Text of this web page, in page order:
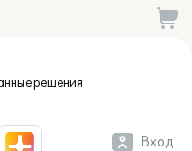
решения
Вход